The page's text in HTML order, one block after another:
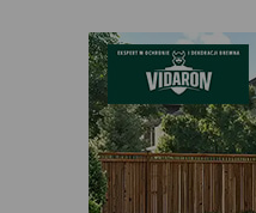
uwagę na markę bosch.
masową skalę nie tylko
innych sprzętów, których
może pochwalić się
Można u nas znaleźć
szlifierki, kosiarki i inne
przydatne w domowych